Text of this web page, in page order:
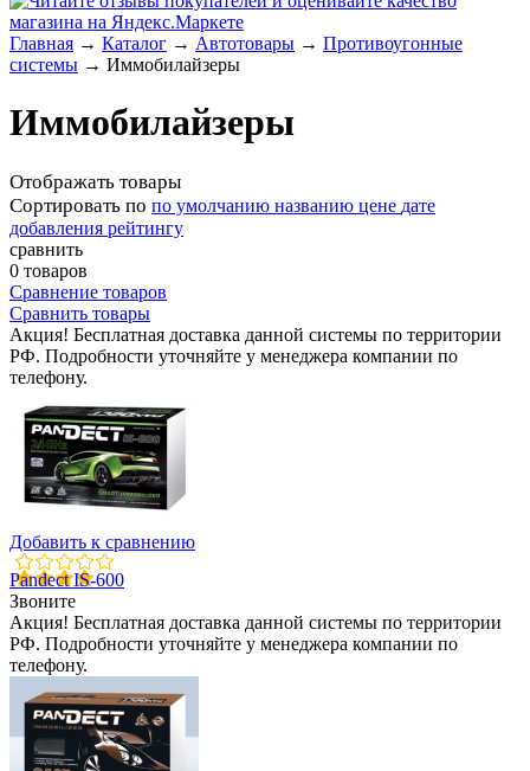
Главная → Каталог → Автотовары → Противоугонные
системы → Иммобилайзеры
Иммобилайзеры
Отображать товары
Сортировать по по умолчанию названию цене дате
добавления рейтингу
сравнить
0 товаров
Сравнение товаров
Сравнить товары
Акция! Бесплатная доставка данной системы по территории
РФ. Подробности уточняйте у менеджера компании по
телефону.
Добавить к сравнению
Pandect IS-600
Звоните
Акция! Бесплатная доставка данной системы по территории
РФ. Подробности уточняйте у менеджера компании по
телефону.